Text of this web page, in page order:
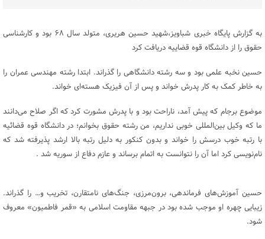
به گزارش پایگاه خبری شباویز،شهید حسین هریری، متولد سال ۶۸ بود و کارشناسی
حقوق را از دانشگاه قوه قضاییه دریافت کرد
حسین نخبه علمی بود و سه رشته دانشگاهی را گذراند. ابتدا رشته مهندسی عمران را
به خاطر کمک به کار پدرش خواند و پس از آن فیزیک هسته‌ای خواند.
موضوع برجام که پیش آمد، ناراحت بود و با پدرش مشورت کرد که اگر صلاح می‌دانند
ما که وکیل بین‌المللی خوبی نداریم، من رشته حقوق بخوانم؛ در دانشگاه قوه قضائیه
با رتبه خوب درسش را خواند و بدون کنکور به دلیل رتبه بالا ارشد پذیرفته شد که
نام‌نویسی کرد اما آن را نتوانست به اتمام برساند و عازم دفاع از سوریه شد .
حسین آموزش‌های فرماندهی، برون‌مرزی، جنگ‌های نامتقارن، تخریب و… را گذراند.
زیبایی چهره او موجب شده بود در جبهه مقاومت اسلامی به «قمر فاطمیون» معروف
شود.